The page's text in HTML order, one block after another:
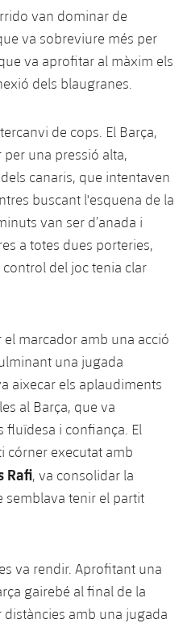
van dominar de
va sobreviure més per
va aprofitar al màxim els
dels blaugranes.
de cops. El Barça,
una pressió alta,
canaris, que intentaven
buscant l'esquena de la
van ser d’anada i
a totes dues porteries,
del joc tenia clar
el marcador amb una acció
una jugada
aixecar els aplaudiments
al Barça, que va
fluïdesa i confiança. El
córner executat amb
Rafi, va consolidar la
semblava tenir el partit
va rendir. Aprofitant una
gairebé al final de la
amb una jugada